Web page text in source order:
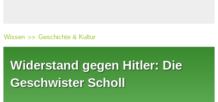
Wissen Geschichte & Kultur
Widerstand gegen Hitler: Die
Geschwister Scholl